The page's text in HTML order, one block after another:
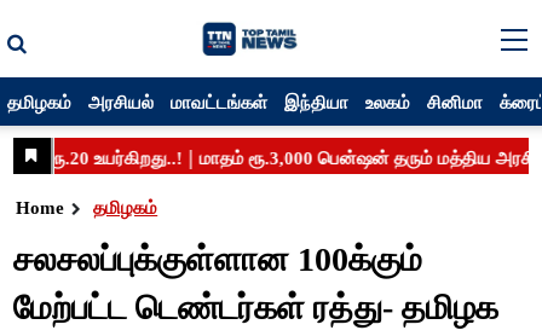
தமிழகம் அரசியல் மாவட்டங்கள் இந்தியா உலகம் சினிமா
Home தமிழகம்
சலசலப்புக்குள்ளான 100க்கும்
மேற்பட்ட டெண்டர்கள் ரத்து- தமிழக